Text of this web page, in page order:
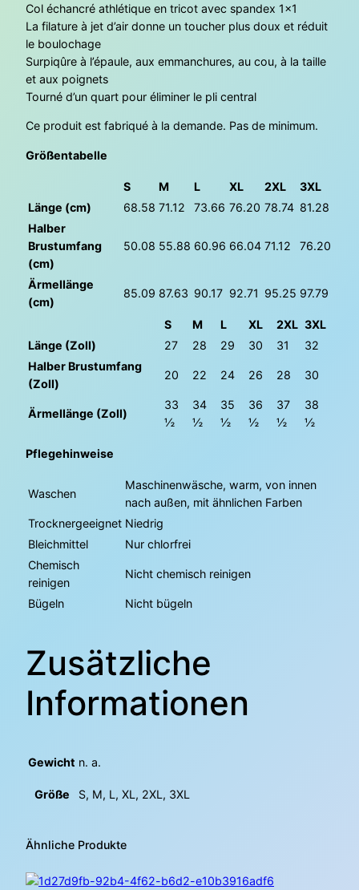
w
e
a
t
-
s
h
r
n
s
e
x
e
M
n
g
e
Col échancré athlétique en tricot avec spandex 1×1
La filature à jet d’air donne un toucher plus doux et réduit
le boulochage
Surpiqûre à l’épaule, aux emmanchures, au cou, à la taille
et aux poignets
Tourné d’un quart pour éliminer le pli central
Ce produit est fabriqué à la demande. Pas de minimum.
Größentabelle
S M L XL 2XL
3XL
Länge (cm)
68.58 71.12 73.66 76.20 78.74 81.28
Halber
Brustumfang
(cm)
50.08 55.88 60.96 66.04 71.12 76.20
Ärmellänge
(cm)
85.09 87.63 90.17 92.71 95.25 97.79
S M L XL 2XL 3XL
Länge (Zoll)
27 28 29 30 31
32
Halber Brustumfang
(Zoll)
20 22 24 26 28 30
Ärmellänge (Zoll)
33
½
34
½
35
½
36
½
37
½
38
½
Pflegehinweise
Waschen
Maschinenwäsche, warm, von innen
nach außen, mit ähnlichen Farben
Trocknergeeignet Niedrig
Bleichmittel
Nur chlorfrei
Chemisch
reinigen
Nicht chemisch reinigen
Bügeln Nicht bügeln
Zusätzliche
Informationen
Gewicht n. a.
Größe S, M, L, XL, 2XL, 3XL
Ähnliche Produkte